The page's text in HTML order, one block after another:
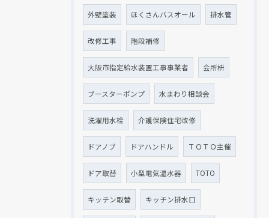
外壁塗装 ほくさんバスオール 排水管
改修工事 階段補修
大阪市指定給水装置工事事業者 会所枡
ブースターポンプ 水まわり相談会
洗濯用水栓 介護保険住宅改修
ドアノブ ドアハンドル ＴＯＴＯ主催
ドア取替 小型電気温水器 TOTO
キッチン取替 キッチン排水口